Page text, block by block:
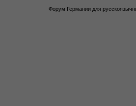
Форум Германии для